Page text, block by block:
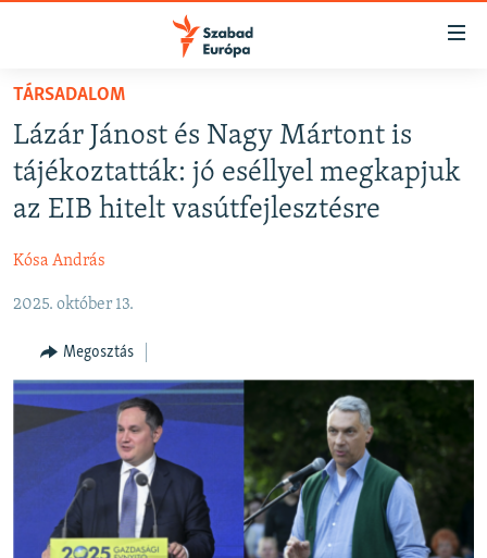
Akadálymentes
Ugrás
fő
oldalra
Ugrás
tartalomjegyzékre
AKTUÁLIS
PODCASTOK
ELEMZŐ
NER15
SZABADON
TÁRSADALOM
DEMOKRÁCIA
A PÉNZ NYOMÁBAN
EURÓPAI UNIÓ
VILÁG
TÁRSADALOM
Lázár Jánost és Nagy Mártont is
tájékoztatták: jó eséllyel megkapjuk
az EIB hitelt vasútfejlesztésre
Kósa András
2025. október 13.
Megosztás
FELIRATKOZÁS